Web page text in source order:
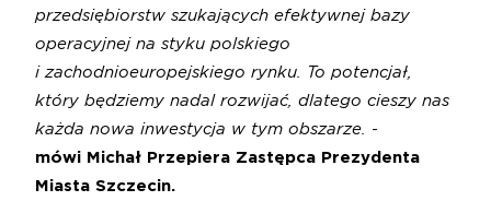
przedsiębiorstw szukających efektywnej bazy
operacyjnej na styku polskiego
i zachodnioeuropejskiego rynku. To potencjał,
który będziemy nadal rozwijać, dlatego cieszy nas
każda nowa inwestycja w tym obszarze. -
mówi Michał Przepiera Zastępca Prezydenta
Miasta Szczecin.